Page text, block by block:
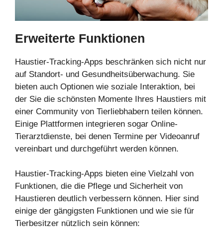
Erweiterte Funktionen
Haustier-Tracking-Apps beschränken sich nicht nur
auf Standort- und Gesundheitsüberwachung. Sie
bieten auch Optionen wie soziale Interaktion, bei
der Sie die schönsten Momente Ihres Haustiers mit
einer Community von Tierliebhabern teilen können.
Einige Plattformen integrieren sogar Online-
Tierarztdienste, bei denen Termine per Videoanruf
vereinbart und durchgeführt werden können.
Haustier-Tracking-Apps bieten eine Vielzahl von
Funktionen, die die Pflege und Sicherheit von
Haustieren deutlich verbessern können. Hier sind
einige der gängigsten Funktionen und wie sie für
Tierbesitzer nützlich sein können: